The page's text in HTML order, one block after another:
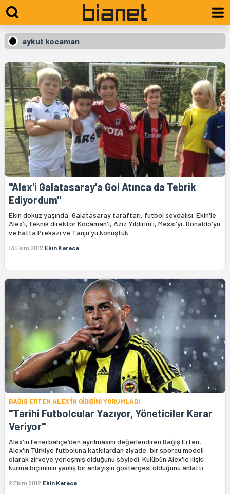
aykut kocaman
"Alex'i Galatasaray'a Gol Atınca da Tebrik
Ediyordum"
Ekin dokuz yaşında, Galatasaray taraftarı, futbol sevdalısı. Ekin'le
Alex'i, teknik direktör Kocaman'ı, Aziz Yıldırım'ı, Messi'yi, Ronaldo'yu
ve hatta Prekazi ve Tanju'yu konuştuk.
13 Ekim 2012 Ekin Karaca
BAĞIŞ ERTEN ALEX'İN GİDİŞİNİ YORUMLADI
"Tarihi Futbolcular Yazıyor, Yöneticiler Karar
Veriyor"
Alex'in Fenerbahçe'den ayrılmasını değerlendiren Bağış Erten,
Alex'in Türkiye futboluna katkılardan ziyade, bir sporcu modeli
olarak zirveye yerleşmiş olduğunu söyledi. Kulübün Alex'le ilişki
kurma biçiminin yanlış bir anlayışın göstergesi olduğunu anlattı.
2 Ekim 2012 Ekin Karaca